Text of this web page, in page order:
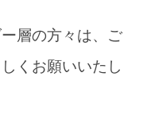
層の方々は、ご
くお願いいたし